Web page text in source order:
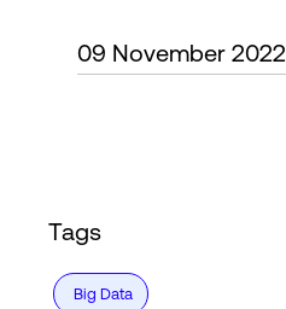
Language
09 November 2022
Tags
Big Data